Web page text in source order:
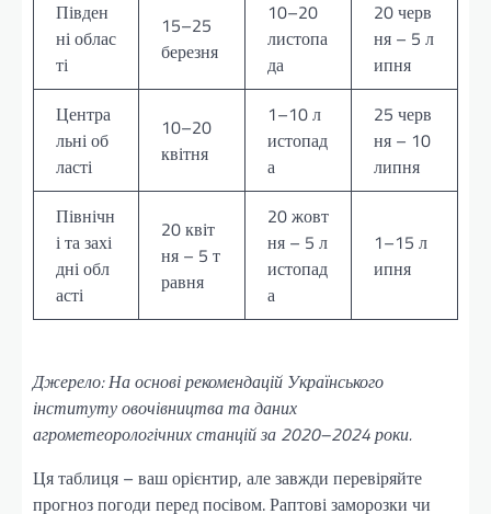
Півден
ні облас
ті
15–25
березня
10–20
листопа
да
20 черв
ня – 5 л
ипня
Центра
льні об
ласті
10–20
квітня
1–10 л
истопад
а
25 черв
ня – 10
липня
Північн
і та захі
дні обл
асті
20 квіт
ня – 5 т
равня
20 жовт
ня – 5 л
истопад
а
1–15 л
ипня
Джерело: На основі рекомендацій Українського
інституту овочівництва та даних
агрометеорологічних станцій за 2020–2024 роки.
Ця таблиця – ваш орієнтир, але завжди перевіряйте
прогноз погоди перед посівом. Раптові заморозки чи